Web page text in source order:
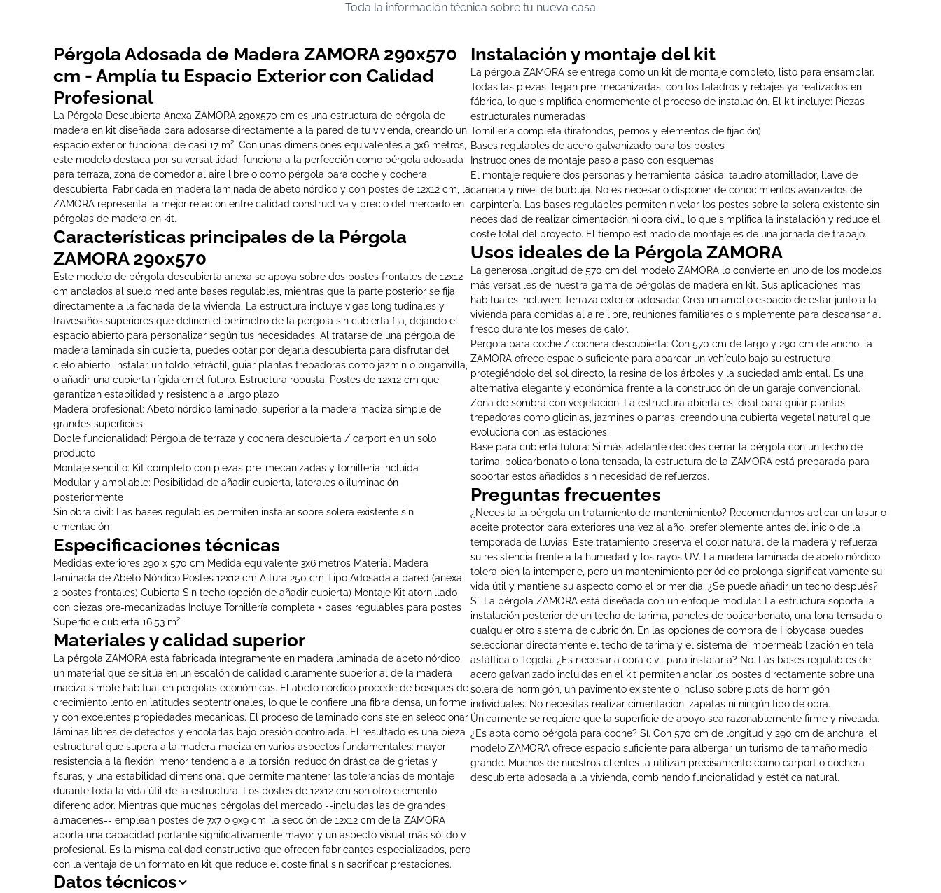
Toda la información técnica sobre tu nueva casa
Pérgola Adosada de Madera ZAMORA 290x570
cm - Amplía tu Espacio Exterior con Calidad
Profesional
La Pérgola Descubierta Anexa ZAMORA 290x570 cm es una estructura de pérgola de
madera en kit diseñada para adosarse directamente a la pared de tu vivienda, creando un
espacio exterior funcional de casi 17 m². Con unas dimensiones equivalentes a 3x6 metros,
este modelo destaca por su versatilidad: funciona a la perfección como pérgola adosada
para terraza, zona de comedor al aire libre o como pérgola para coche y cochera
descubierta. Fabricada en madera laminada de abeto nórdico y con postes de 12x12 cm, la
ZAMORA representa la mejor relación entre calidad constructiva y precio del mercado en
pérgolas de madera en kit.
Características principales de la Pérgola
ZAMORA 290x570
Este modelo de pérgola descubierta anexa se apoya sobre dos postes frontales de 12x12
cm anclados al suelo mediante bases regulables, mientras que la parte posterior se fija
directamente a la fachada de la vivienda. La estructura incluye vigas longitudinales y
travesaños superiores que definen el perímetro de la pérgola sin cubierta fija, dejando el
espacio abierto para personalizar según tus necesidades. Al tratarse de una pérgola de
madera laminada sin cubierta, puedes optar por dejarla descubierta para disfrutar del
cielo abierto, instalar un toldo retráctil, guiar plantas trepadoras como jazmín o buganvilla,
o añadir una cubierta rígida en el futuro. Estructura robusta: Postes de 12x12 cm que
garantizan estabilidad y resistencia a largo plazo
Madera profesional: Abeto nórdico laminado, superior a la madera maciza simple de
grandes superficies
Doble funcionalidad: Pérgola de terraza y cochera descubierta / carport en un solo
producto
Montaje sencillo: Kit completo con piezas pre-mecanizadas y tornillería incluida
Modular y ampliable: Posibilidad de añadir cubierta, laterales o iluminación
posteriormente
Sin obra civil: Las bases regulables permiten instalar sobre solera existente sin
cimentación
Especificaciones técnicas
Medidas exteriores 290 x 570 cm Medida equivalente 3x6 metros Material Madera
laminada de Abeto Nórdico Postes 12x12 cm Altura 250 cm Tipo Adosada a pared (anexa,
2 postes frontales) Cubierta Sin techo (opción de añadir cubierta) Montaje Kit atornillado
con piezas pre-mecanizadas Incluye Tornillería completa + bases regulables para postes
Superficie cubierta 16,53 m²
Materiales y calidad superior
La pérgola ZAMORA está fabricada íntegramente en madera laminada de abeto nórdico,
un material que se sitúa en un escalón de calidad claramente superior al de la madera
maciza simple habitual en pérgolas económicas. El abeto nórdico procede de bosques de
crecimiento lento en latitudes septentrionales, lo que le confiere una fibra densa, uniforme
y con excelentes propiedades mecánicas. El proceso de laminado consiste en seleccionar
láminas libres de defectos y encolarlas bajo presión controlada. El resultado es una pieza
estructural que supera a la madera maciza en varios aspectos fundamentales: mayor
resistencia a la flexión, menor tendencia a la torsión, reducción drástica de grietas y
fisuras, y una estabilidad dimensional que permite mantener las tolerancias de montaje
durante toda la vida útil de la estructura. Los postes de 12x12 cm son otro elemento
diferenciador. Mientras que muchas pérgolas del mercado --incluidas las de grandes
almacenes-- emplean postes de 7x7 o 9x9 cm, la sección de 12x12 cm de la ZAMORA
aporta una capacidad portante significativamente mayor y un aspecto visual más sólido y
profesional. Es la misma calidad constructiva que ofrecen fabricantes especializados, pero
con la ventaja de un formato en kit que reduce el coste final sin sacrificar prestaciones.
Instalación y montaje del kit
La pérgola ZAMORA se entrega como un kit de montaje completo, listo para ensamblar.
Todas las piezas llegan pre-mecanizadas, con los taladros y rebajes ya realizados en
fábrica, lo que simplifica enormemente el proceso de instalación. El kit incluye: Piezas
estructurales numeradas
Tornillería completa (tirafondos, pernos y elementos de fijación)
Bases regulables de acero galvanizado para los postes
Instrucciones de montaje paso a paso con esquemas
El montaje requiere dos personas y herramienta básica: taladro atornillador, llave de
carraca y nivel de burbuja. No es necesario disponer de conocimientos avanzados de
carpintería. Las bases regulables permiten nivelar los postes sobre la solera existente sin
necesidad de realizar cimentación ni obra civil, lo que simplifica la instalación y reduce el
coste total del proyecto. El tiempo estimado de montaje es de una jornada de trabajo.
Usos ideales de la Pérgola ZAMORA
La generosa longitud de 570 cm del modelo ZAMORA lo convierte en uno de los modelos
más versátiles de nuestra gama de pérgolas de madera en kit. Sus aplicaciones más
habituales incluyen: Terraza exterior adosada: Crea un amplio espacio de estar junto a la
vivienda para comidas al aire libre, reuniones familiares o simplemente para descansar al
fresco durante los meses de calor.
Pérgola para coche / cochera descubierta: Con 570 cm de largo y 290 cm de ancho, la
ZAMORA ofrece espacio suficiente para aparcar un vehículo bajo su estructura,
protegiéndolo del sol directo, la resina de los árboles y la suciedad ambiental. Es una
alternativa elegante y económica frente a la construcción de un garaje convencional.
Zona de sombra con vegetación: La estructura abierta es ideal para guiar plantas
trepadoras como glicinias, jazmines o parras, creando una cubierta vegetal natural que
evoluciona con las estaciones.
Base para cubierta futura: Si más adelante decides cerrar la pérgola con un techo de
tarima, policarbonato o lona tensada, la estructura de la ZAMORA está preparada para
soportar estos añadidos sin necesidad de refuerzos.
Preguntas frecuentes
¿Necesita la pérgola un tratamiento de mantenimiento? Recomendamos aplicar un lasur o
aceite protector para exteriores una vez al año, preferiblemente antes del inicio de la
temporada de lluvias. Este tratamiento preserva el color natural de la madera y refuerza
su resistencia frente a la humedad y los rayos UV. La madera laminada de abeto nórdico
tolera bien la intemperie, pero un mantenimiento periódico prolonga significativamente su
vida útil y mantiene su aspecto como el primer día. ¿Se puede añadir un techo después?
Sí. La pérgola ZAMORA está diseñada con un enfoque modular. La estructura soporta la
instalación posterior de un techo de tarima, paneles de policarbonato, una lona tensada o
cualquier otro sistema de cubrición. En las opciones de compra de Hobycasa puedes
seleccionar directamente el techo de tarima y el sistema de impermeabilización en tela
asfáltica o Tégola. ¿Es necesaria obra civil para instalarla? No. Las bases regulables de
acero galvanizado incluidas en el kit permiten anclar los postes directamente sobre una
solera de hormigón, un pavimento existente o incluso sobre plots de hormigón
individuales. No necesitas realizar cimentación, zapatas ni ningún tipo de obra.
Únicamente se requiere que la superficie de apoyo sea razonablemente firme y nivelada.
¿Es apta como pérgola para coche? Sí. Con 570 cm de longitud y 290 cm de anchura, el
modelo ZAMORA ofrece espacio suficiente para albergar un turismo de tamaño medio-
grande. Muchos de nuestros clientes la utilizan precisamente como carport o cochera
descubierta adosada a la vivienda, combinando funcionalidad y estética natural.
Datos técnicos